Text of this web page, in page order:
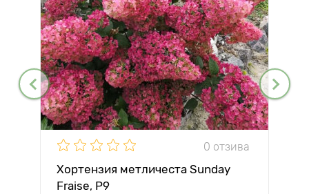
0 отзива
Хортензия метличеста Sunday
Fraise, P9